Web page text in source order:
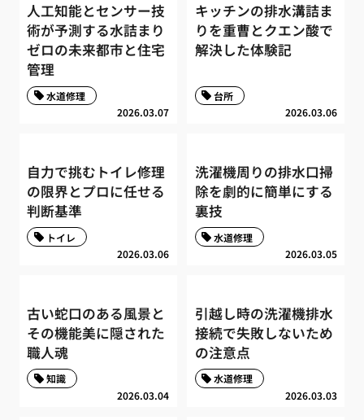
人工知能とセンサー技
術が予測する水詰まり
ゼロの未来都市と住宅
管理
2026.03.07
水道修理
キッチンの排水溝詰ま
りを重曹とクエン酸で
解決した体験記
2026.03.06
台所
自力で挑むトイレ修理
の限界とプロに任せる
判断基準
2026.03.06
トイレ
洗濯機周りの排水口掃
除を劇的に簡単にする
裏技
2026.03.05
水道修理
古い蛇口のある風景と
その機能美に隠された
職人魂
2026.03.04
知識
引越し時の洗濯機排水
接続で失敗しないため
の注意点
2026.03.03
水道修理